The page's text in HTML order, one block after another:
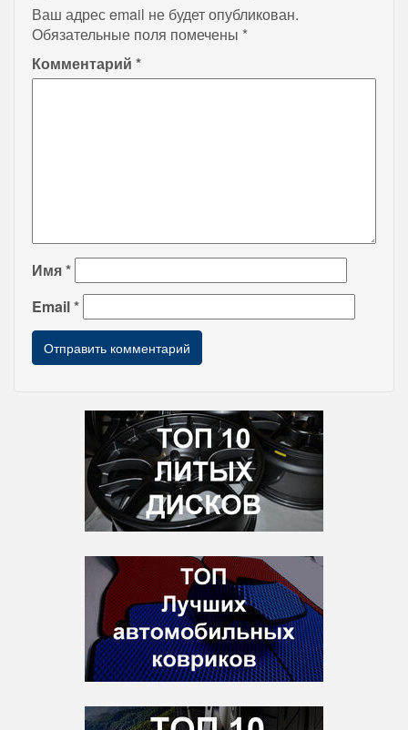
Ваш адрес email не будет опубликован.
Обязательные поля помечены *
Комментарий *
Имя*
Email*